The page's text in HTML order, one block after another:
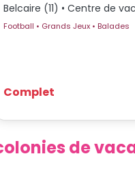
Belcaire (11) • Centre de
Football • Grands Jeux • Balades
Complet
de